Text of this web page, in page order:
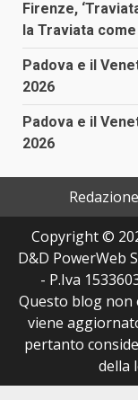
Firenze,
la Traviata
Padova e il
2026
Padova e il
2026
Redazione
Copyright ©
D&D PowerWeb
- P.Iva
Questo blog non
viene
pertanto
della